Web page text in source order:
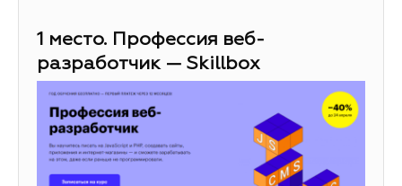
1 место. Профессия веб-
разработчик — Skillbox